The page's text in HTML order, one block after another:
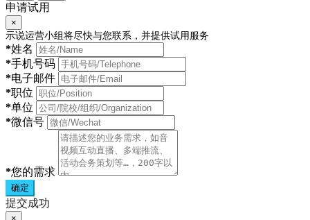
申请试用
×
示说运营小组将尽快与您联系，并提供试用服务
*姓名
*手机号码
*电子邮件
*职位
*单位
*微信号
*您的需求
确定
提交成功